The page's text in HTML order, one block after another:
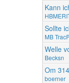
Kann
Sollte
MB
Welle
Becksn
Om
boerner